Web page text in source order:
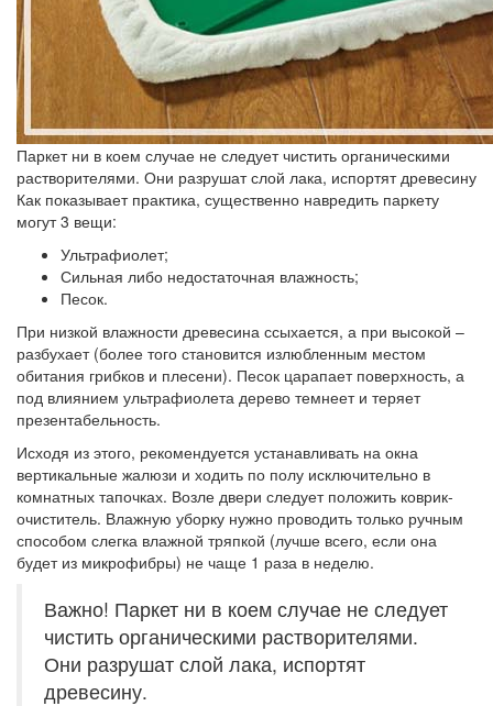
Паркет ни в коем случае не следует чистить органическими
растворителями. Они разрушат слой лака, испортят древесину
Как показывает практика, существенно навредить паркету
могут 3 вещи:
Ультрафиолет;
Сильная либо недостаточная влажность;
Песок.
При низкой влажности древесина ссыхается, а при высокой –
разбухает (более того становится излюбленным местом
обитания грибков и плесени). Песок царапает поверхность, а
под влиянием ультрафиолета дерево темнеет и теряет
презентабельность.
Исходя из этого, рекомендуется устанавливать на окна
вертикальные жалюзи и ходить по полу исключительно в
комнатных тапочках. Возле двери следует положить коврик-
очиститель. Влажную уборку нужно проводить только ручным
способом слегка влажной тряпкой (лучше всего, если она
будет из микрофибры) не чаще 1 раза в неделю.
Важно! Паркет ни в коем случае не следует
чистить органическими растворителями.
Они разрушат слой лака, испортят
древесину.